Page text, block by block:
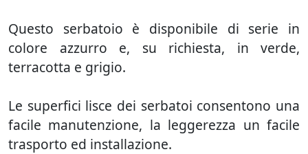
Questo serbatoio è disponibile di serie in
colore azzurro e, su richiesta, in verde,
terracotta e grigio.
Le superfici lisce dei serbatoi consentono una
facile manutenzione, la leggerezza un facile
trasporto ed installazione.